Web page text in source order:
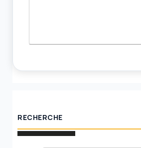
RECHERCHE